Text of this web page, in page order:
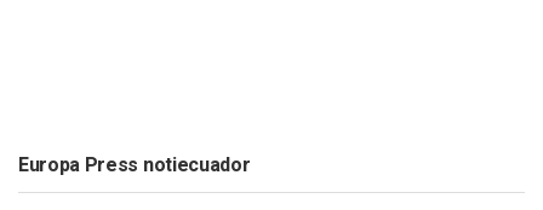
Europa Press notiecuador